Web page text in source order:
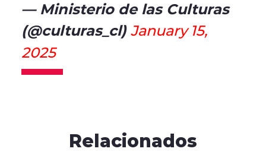
— Ministerio de las Culturas
(@culturas_cl)January 15,
2025
Relacionados